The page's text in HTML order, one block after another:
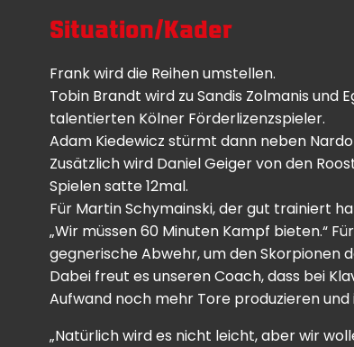
Situation/Kader
Frank wird die Reihen umstellen.
Tobin Brandt wird zu Sandis Zolmanis und
talentierten Kölner Förderlizenzspieler.
Adam Kiedewicz stürmt dann neben
Zusätzlich wird Daniel Geiger von den
Spielen satte 12mal.
Für Martin Schymainski, der gut trainiert
„Wir müssen 60 Minuten Kampf bieten.“
gegnerische Abwehr, um den Skorpionen
Dabei freut es unseren Coach, dass bei
Aufwand noch mehr Tore produzieren und
„Natürlich wird es nicht leicht, aber wir